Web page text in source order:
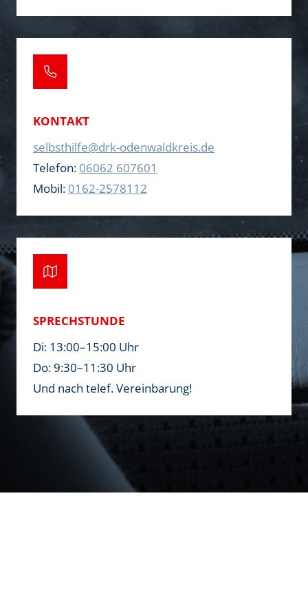
KONTAKT
selbsthilfe@drk-odenwaldkreis.de
Telefon: 06062 607601
Mobil: 0162-2578112
SPRECHSTUNDE
Di: 13:00–15:00 Uhr
Do: 9:30–11:30 Uhr
Und nach telef. Vereinbarung!